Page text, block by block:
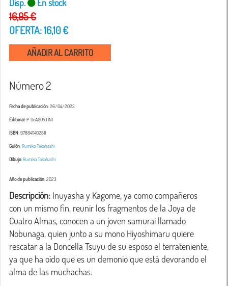
Disp. En stock
16,95 €
OFERTA: 16,10 €
AÑADIR AL CARRITO
Número 2
Fecha de publicación: 26/04/2023
Editorial: P. DeAGOSTINI
ISBN: 9788411402811
Guión:Rumiko Takahashi
Dibujo:Rumiko Takahashi
Año de publicación:2023
Descripción: Inuyasha y Kagome, ya como compañeros
con un mismo fin, reunir los fragmentos de la Joya de
Cuatro Almas, conocen a un joven samurai llamado
Nobunaga, quien junto a su mono Hiyoshimaru quiere
rescatar a la Doncella Tsuyu de su esposo el terrateniente,
ya que ha oído que es un demonio que está devorando el
alma de las muchachas.